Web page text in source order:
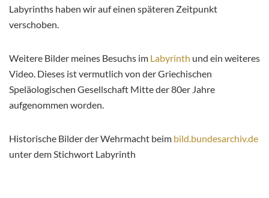
Labyrinths haben wir auf einen späteren Zeitpunkt
verschoben.
Weitere Bilder meines Besuchs im Labyrinth und ein weiteres
Video. Dieses ist vermutlich von der Griechischen
Speläologischen Gesellschaft Mitte der 80er Jahre
aufgenommen worden.
Historische Bilder der Wehrmacht beim bild.bundesarchiv.de
unter dem Stichwort Labyrinth